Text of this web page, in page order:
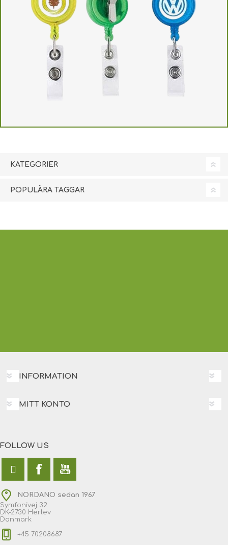
KATEGORIER
POPULÄRA TAGGAR
INFORMATION
MITT KONTO
FOLLOW US
NORDANO sedan 1967
Symfonivej 32
DK-2730 Herlev
Danmark
+45 70208687